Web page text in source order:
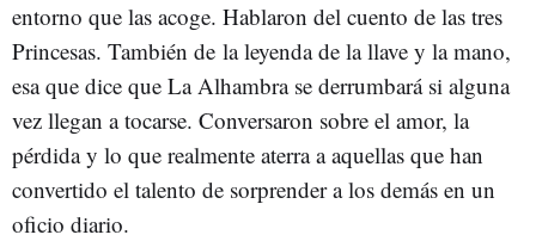
entorno que las acoge. Hablaron del cuento de las tres
Princesas. También de la leyenda de la llave y la mano,
esa que dice que La Alhambra se derrumbará si alguna
vez llegan a tocarse. Conversaron sobre el amor, la
pérdida y lo que realmente aterra a aquellas que han
convertido el talento de sorprender a los demás en un
oficio diario.